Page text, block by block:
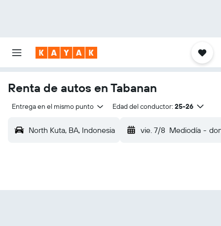
Renta de autos en Tabanan
Entrega en el mismo punto Edad del conductor: 25-26
North Kuta, BA, Indonesia vie. 7/8 Mediodía -